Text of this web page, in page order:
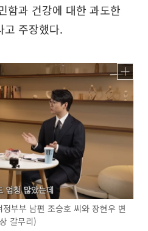
함과 건강에 대한 과도한
고 주장했다.
부부 남편 조승호 씨와 장현우 변
갈무리)